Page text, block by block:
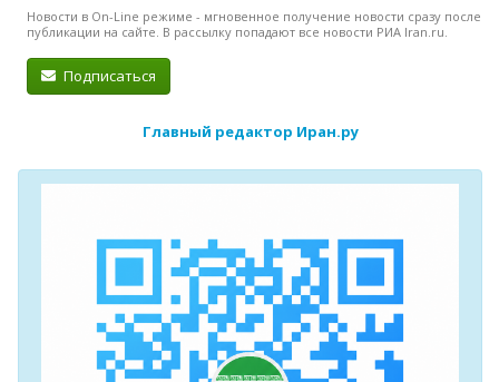
Новости в On-Line режиме - мгновенное получение новости сразу после
публикации на сайте. В рассылку попадают все новости РИА Iran.ru.
Подписаться
Главный редактор Иран.ру